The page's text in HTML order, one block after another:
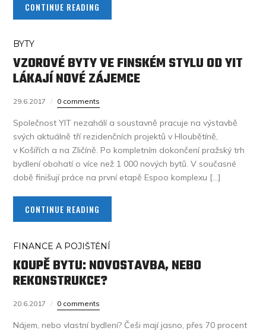
CONTINUE READING
BYTY
VZOROVÉ BYTY VE FINSKÉM STYLU OD YIT
LÁKAJÍ NOVÉ ZÁJEMCE
29.6.2017 0 comments
Společnost YIT nezahálí a soustavně pracuje na výstavbě
svých aktuálně tří rezidenčních projektů v Hloubětíně,
v Košířích a na Zličíně. Po kompletním dokončení pražský trh
bydlení obohatí o více než 1 000 nových bytů. V současné
době finišují práce na první etapě Espoo komplexu […]
CONTINUE READING
FINANCE A POJIŠTĚNÍ
KOUPĚ BYTU: NOVOSTAVBA, NEBO
REKONSTRUKCE?
20.6.2017 0 comments
Nájem, nebo vlastní bydlení? Češi mají jasno, přes 70 procent